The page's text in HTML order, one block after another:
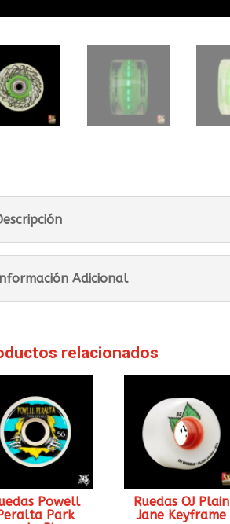
Adicional
relacionados
Powell
Park
Ruedas OJ Plain
Jane Keyframe